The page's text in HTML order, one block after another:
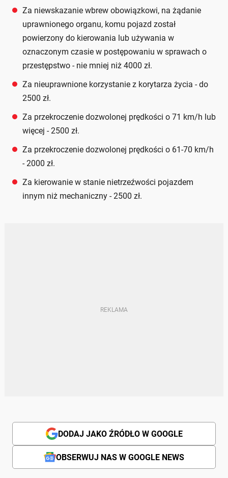
Za niewskazanie wbrew obowiązkowi, na żądanie
uprawnionego organu, komu pojazd został
powierzony do kierowania lub używania w
oznaczonym czasie w postępowaniu w sprawach o
przestępstwo - nie mniej niż 4000 zł.
Za nieuprawnione korzystanie z korytarza życia - do
2500 zł.
Za przekroczenie dozwolonej prędkości o 71 km/h lub
więcej - 2500 zł.
Za przekroczenie dozwolonej prędkości o 61-70 km/h
- 2000 zł.
Za kierowanie w stanie nietrzeźwości pojazdem
innym niż mechaniczny - 2500 zł.
DODAJ JAKO ŹRÓDŁO W GOOGLE
OBSERWUJ NAS W GOOGLE NEWS